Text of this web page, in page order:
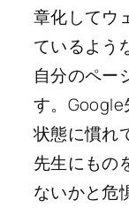
章化してウ
ているよう
自分のペー
す。Google
状態に慣れ
先生にもの
ないかと危